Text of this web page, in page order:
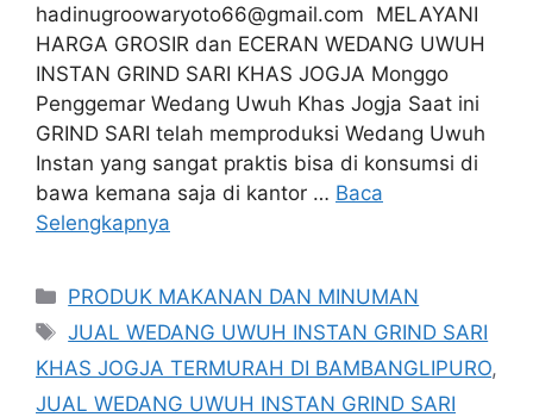
hadinugroowaryoto66@gmail.com MELAYANI
HARGA GROSIR dan ECERAN WEDANG UWUH
INSTAN GRIND SARI KHAS JOGJA Monggo
Penggemar Wedang Uwuh Khas Jogja Saat ini
GRIND SARI telah memproduksi Wedang Uwuh
Instan yang sangat praktis bisa di konsumsi di
bawa kemana saja di kantor … Baca
Selengkapnya
Kategori
PRODUK MAKANAN DAN MINUMAN
Tag
JUAL WEDANG UWUH INSTAN GRIND SARI
KHAS JOGJA TERMURAH DI BAMBANGLIPURO,
JUAL WEDANG UWUH INSTAN GRIND SARI